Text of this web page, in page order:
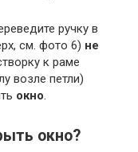
ручку в
см. фото 6) не
к раме
возле петли)
окно.
окно?